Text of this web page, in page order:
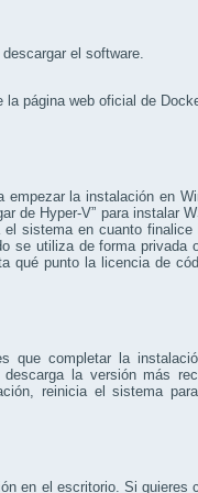
el software.
página web oficial de
la instalación en
de Hyper-V” para instalar
sistema en cuanto finalice
se utiliza de forma privada
qué punto la licencia de
que completar la
la versión más
reinicia el sistema
en el escritorio. Si quieres